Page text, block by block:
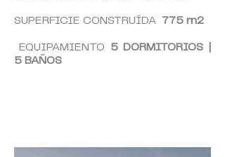
SUPERFICIE CONSTRUÍDA 775 m2
EQUIPAMIENTO 5DORMITORIOS |
5 BAÑOS